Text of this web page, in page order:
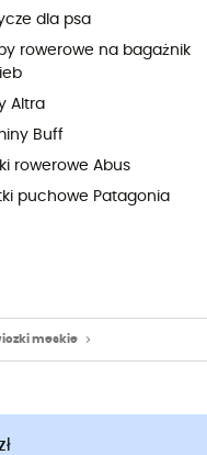
dla psa
rowerowe na bagażnik
Altra
Buff
rowerowe Abus
puchowe Patagonia
meskie